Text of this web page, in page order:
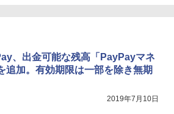
、出金可能な残高「PayPayマネ
追加。有効期限は一部を除き無期
2019年7月10日